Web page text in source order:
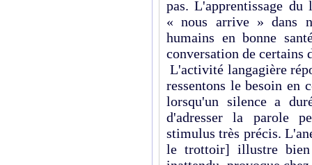
pas. L'apprentissage du
« nous arrive » dans
humains en bonne
conversation de certains
L'activité langagière
ressentons le besoin en
lorsqu'un silence a
d'adresser la parole
stimulus très précis.
le trottoir] illustre bien